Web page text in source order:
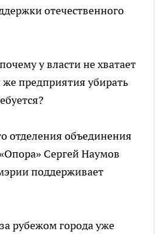
отечественного
у власти не хватает
же предприятия убирать
отделения объединения
Сергей Наумов
поддерживает
рубежом города уже